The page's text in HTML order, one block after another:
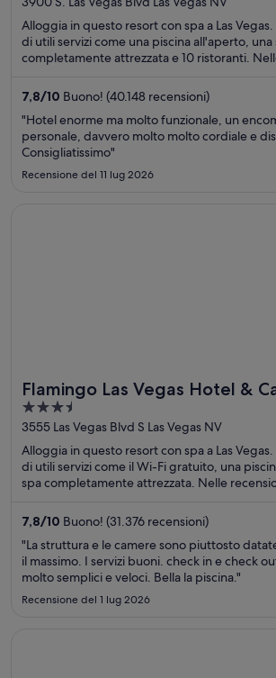
of
5
Alloggia in questo resort con spa a Las
di utili servizi come una piscina all'aperto, una
completamente attrezzata e 10 ristoranti.
ristorazione. Nelle vicinanze si trovano i seguenti luoghi
d'interesse: Casinò dell'Hotel Luxor Las Vegas
7,8/10 Buono! (40.148 recensioni)
"Hotel enorme ma molto funzionale, un
personale, davvero molto molto cordiale e
Consigliatissimo"
Recensione del 11 lug 2026
Flamingo Las Vegas Hotel &
3.5
out
of
5
3555 Las Vegas Blvd S Las Vegas NV
Alloggia in questo resort con spa a Las
di utili servizi come il Wi-Fi gratuito, una
spa completamente attrezzata. Nelle
Nelle vicinanze si trovano i seguenti luoghi
casinò The Linq e Colosseum presso Caesars
7,8/10 Buono! (31.376 recensioni)
"La struttura e le camere sono piuttosto
il massimo. I servizi buoni. check in e check
molto semplici e veloci. Bella la piscina."
Recensione del 1 lug 2026